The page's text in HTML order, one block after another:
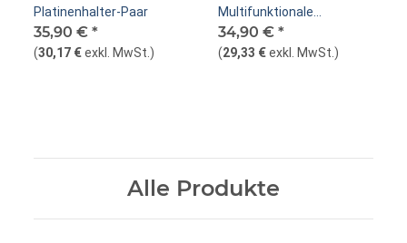
Platinenhalter-Paar
35,90 € *
(30,17 €exkl. MwSt. )
Multifunktionale
Grundplatten, 4er-Pack
34,90 € *
(29,33 €exkl. MwSt. )
Alle Produkte